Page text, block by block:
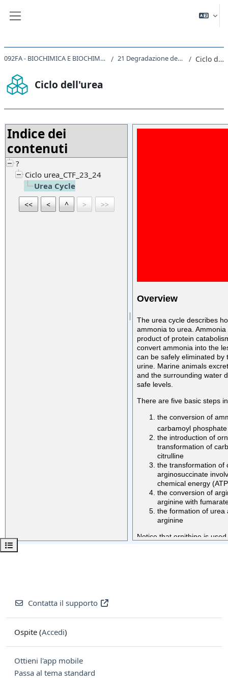
Apri indice del corso
092FA - BIOCHIMICA E BIOCHIMICA APPLICATA I 2022 21 Degradazione degli amminoacidi Ciclo dell'urea
Ciclo dell'urea
Indice dei
contenuti
?
Ciclo urea_CTF_23_24
Urea Cycle
<< < ^ > >>
Contatta il supporto
Ospite (Accedi)
Ottieni l'app mobile
Passa al tema standard